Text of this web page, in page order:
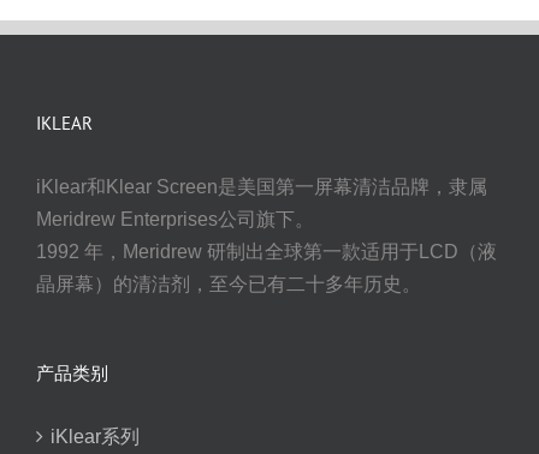
IKLEAR
iKlear和Klear Screen是美国第一屏幕清洁品牌，隶属
Meridrew Enterprises公司旗下。
1992 年，Meridrew 研制出全球第一款适用于LCD（液
晶屏幕）的清洁剂，至今已有二十多年历史。
产品类别
iKlear系列